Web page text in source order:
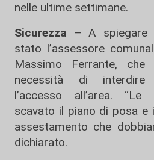
nelle ultime settimane.
Sicurezza – A spiegare
stato l’assessore
Massimo Ferrante,
necessità di interdire
l’accesso all’area. “Le
scavato il piano di posa e
assestamento che
dichiarato.